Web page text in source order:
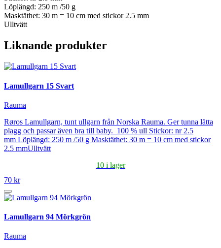
Löplängd: 250 m /50 g
Masktäthet: 30 m = 10 cm med stickor 2.5 mm
Ulltvätt
Liknande produkter
Lamullgarn 15 Svart
Rauma
Røros Lamullgarn, tunt ullgarn från Norska Rauma. Ger tunna lätta
plagg och passar även bra till baby. 100 % ull Stickor: nr 2.5
mm Löplängd: 250 m /50 g Masktäthet: 30 m = 10 cm med stickor
2.5 mmUlltvätt
10 i lager
70 kr
Lamullgarn 94 Mörkgrön
Rauma